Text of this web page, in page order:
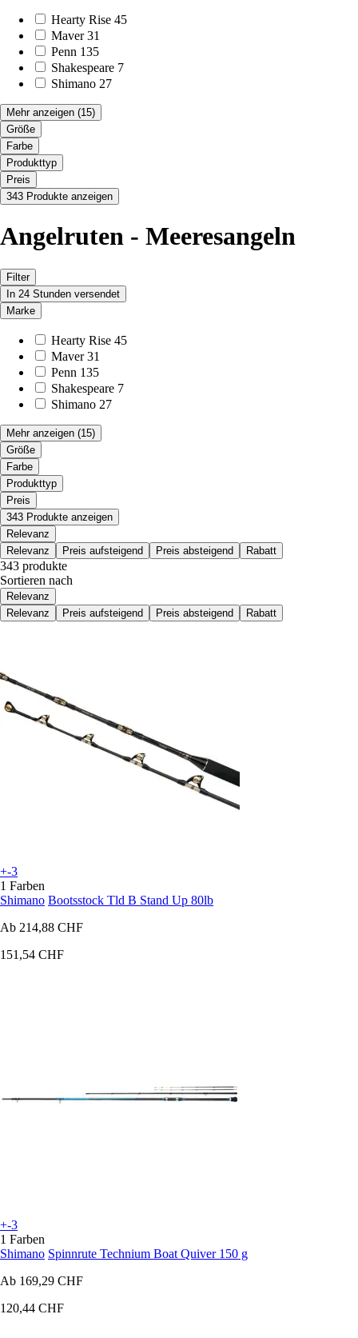
Hearty Rise 45
Maver 31
Penn 135
Shakespeare 7
Shimano 27
Mehr anzeigen (15)
Größe
Farbe
Produkttyp
Preis
343 Produkte anzeigen
Angelruten - Meeresangeln
Filter
In 24 Stunden versendet
Marke
Hearty Rise 45
Maver 31
Penn 135
Shakespeare 7
Shimano 27
Mehr anzeigen (15)
Größe
Farbe
Produkttyp
Preis
343 Produkte anzeigen
Relevanz
Relevanz
Preis aufsteigend Preis absteigend Rabatt
343 produkte
Sortieren nach
Relevanz
Relevanz
Preis aufsteigend Preis absteigend Rabatt
+-3
1 Farben
Shimano Bootsstock Tld B Stand Up 80lb
Ab 214,88 CHF
151,54 CHF
+-3
1 Farben
Shimano Spinnrute Technium Boat Quiver 150 g
Ab 169,29 CHF
120,44 CHF